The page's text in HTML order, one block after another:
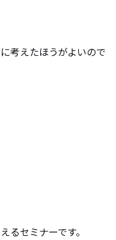
考えたほうがよいので
るセミナーです。